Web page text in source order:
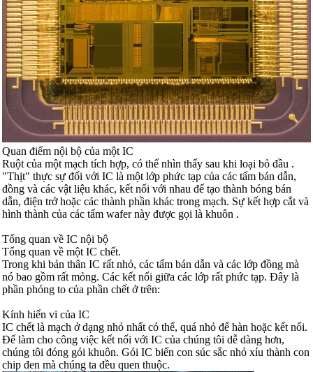
Quan điểm nội bộ của một IC
Ruột của một mạch tích hợp, có thể nhìn thấy sau khi loại bỏ đầu .
"Thịt" thực sự đối với IC là một lớp phức tạp của các tấm bán dẫn,
đồng và các vật liệu khác, kết nối với nhau để tạo thành bóng bán
dẫn, điện trở hoặc các thành phần khác trong mạch. Sự kết hợp cắt và
hình thành của các tấm wafer này được gọi là khuôn .
Tổng quan về IC nội bộ
Tổng quan về một IC chết.
Trong khi bản thân IC rất nhỏ, các tấm bán dẫn và các lớp đồng mà
nó bao gồm rất mỏng. Các kết nối giữa các lớp rất phức tạp. Đây là
phần phóng to của phần chết ở trên:
Kính hiển vi của IC
IC chết là mạch ở dạng nhỏ nhất có thể, quá nhỏ để hàn hoặc kết nối.
Để làm cho công việc kết nối với IC của chúng tôi dễ dàng hơn,
chúng tôi đóng gói khuôn. Gói IC biến con súc sắc nhỏ xíu thành con
chip đen mà chúng ta đều quen thuộc.